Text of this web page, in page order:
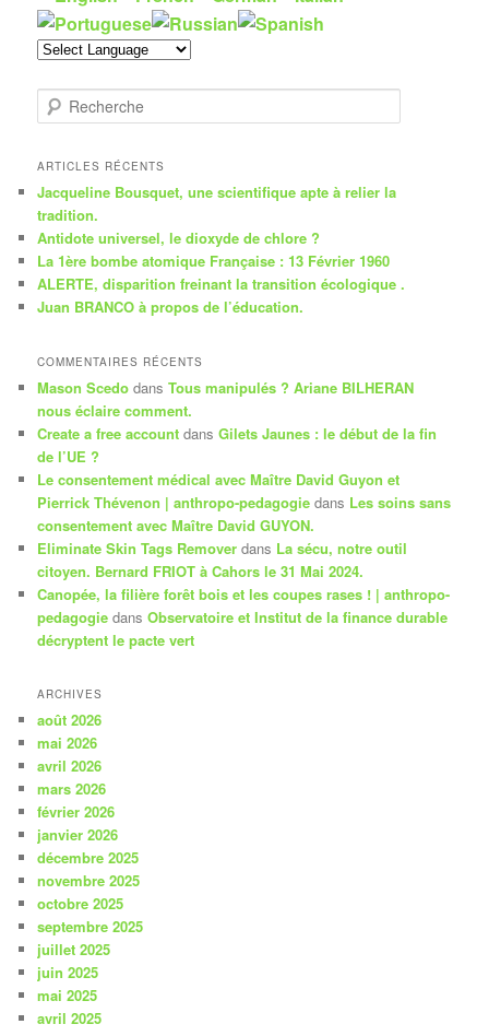
e
h
r
c
h
e
ARTICLES RÉCENTS
Jacqueline Bousquet, une scientifique apte à relier la
tradition.
Antidote universel, le dioxyde de chlore ?
La 1ère bombe atomique Française : 13 Février 1960
ALERTE, disparition freinant la transition écologique .
Juan BRANCO à propos de l’éducation.
COMMENTAIRES RÉCENTS
Mason Scedo dansTous manipulés ? Ariane BILHERAN
nous éclaire comment.
Create a free account dansGilets Jaunes : le début de la fin
de l’UE ?
Le consentement médical avec Maître David Guyon et
Pierrick Thévenon | anthropo-pedagogie dans Les soins sans
consentement avec Maître David GUYON.
Eliminate Skin Tags Remover dans La sécu, notre outil
citoyen. Bernard FRIOT à Cahors le 31 Mai 2024.
Canopée, la filière forêt bois et les coupes rases ! | anthropo-
pedagogie dansObservatoire et Institut de la finance durable
décryptent le pacte vert
ARCHIVES
août 2026
mai 2026
avril 2026
mars 2026
février 2026
janvier 2026
décembre 2025
novembre 2025
octobre 2025
septembre 2025
juillet 2025
juin 2025
mai 2025
avril 2025